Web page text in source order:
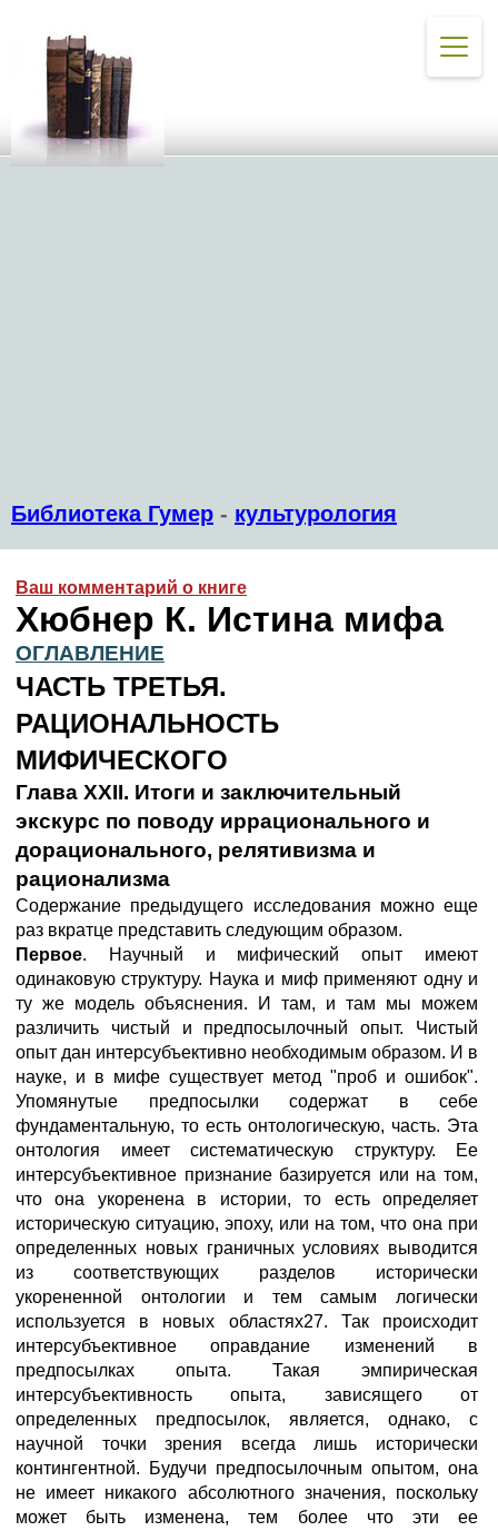
Библиотека Гумер - культурология
Ваш комментарий о книге
Хюбнер К. Истина мифа
ОГЛАВЛЕНИЕ
ЧАСТЬ ТРЕТЬЯ.
РАЦИОНАЛЬНОСТЬ
МИФИЧЕСКОГО
Глава XXII. Итоги и заключительный
экскурс по поводу иррационального и
дорационального, релятивизма и
рационализма
Содержание предыдущего исследования можно еще
раз вкратце представить следующим образом.
Первое. Научный и мифический опыт имеют
одинаковую структуру. Наука и миф применяют одну и
ту же модель объяснения. И там, и там мы можем
различить чистый и предпосылочный опыт. Чистый
опыт дан интерсубъективно необходимым образом. И в
науке, и в мифе существует метод "проб и ошибок".
Упомянутые предпосылки содержат в себе
фундаментальную, то есть онтологическую, часть. Эта
онтология имеет систематическую структуру. Ее
интерсубъективное признание базируется или на том,
что она укоренена в истории, то есть определяет
историческую ситуацию, эпоху, или на том, что она при
определенных новых граничных условиях выводится
из соответствующих разделов исторически
укорененной онтологии и тем самым логически
используется в новых областях27. Так происходит
интерсубъективное оправдание изменений в
предпосылках опыта. Такая эмпирическая
интерсубъективность опыта, зависящего от
определенных предпосылок, является, однако, с
научной точки зрения всегда лишь исторически
контингентной. Будучи предпосылочным опытом, она
не имеет никакого абсолютного значения, поскольку
может быть изменена, тем более что эти ее